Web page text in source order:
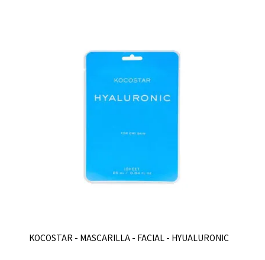
KOCOSTAR - MASCARILLA - FACIAL - HYUALURONIC